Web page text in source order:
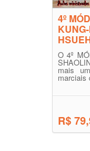
4º
O 4º
mais
marciais
R$